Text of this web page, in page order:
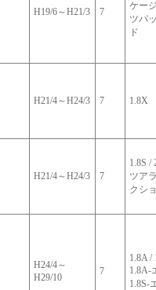
H19/6～H21/3 7
ケー
ツパ
ド
H21/4～H24/3 7 1.8X
H21/4～H24/3 7
1.8S /
ツア
クシ
H24/4～
H29/10
7
1.8A /
1.8A-
1.8S-